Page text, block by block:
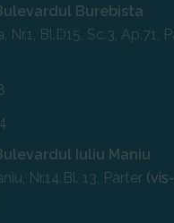
Burebista
Bl.D15, Sc.3, Ap.71,
Iuliu Maniu
Nr.14,Bl. 13, Parter